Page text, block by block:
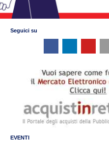
Seguici su
EVENTI